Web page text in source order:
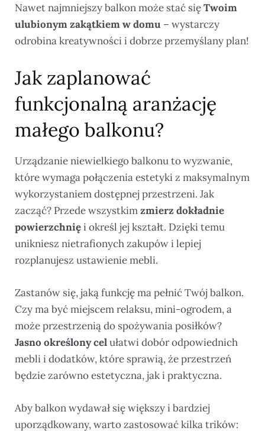
Nawet najmniejszy balkon może stać sięTwoim
ulubionym zakątkiem w domu – wystarczy
odrobina kreatywności i dobrze przemyślany plan!
Jak zaplanować
funkcjonalną aranżację
małego balkonu?
Urządzanie niewielkiego balkonu to wyzwanie,
które wymaga połączenia estetyki z maksymalnym
wykorzystaniem dostępnej przestrzeni. Jak
zacząć? Przede wszystkimzmierz dokładnie
powierzchnięi określ jej kształt. Dzięki temu
unikniesz nietrafionych zakupów i lepiej
rozplanujesz ustawienie mebli.
Zastanów się, jaką funkcję ma pełnić Twój balkon.
Czy ma być miejscem relaksu, mini-ogrodem, a
może przestrzenią do spożywania posiłków?
Jasno określony celułatwi dobór odpowiednich
mebli i dodatków, które sprawią, że przestrzeń
będzie zarówno estetyczna, jak i praktyczna.
Aby balkon wydawał się większy i bardziej
uporządkowany, warto zastosować kilka trików: